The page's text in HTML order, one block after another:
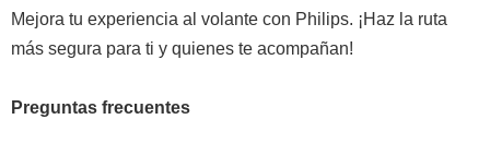
Mejora tu experiencia al volante con Philips. ¡Haz la ruta
más segura para ti y quienes te acompañan!
Preguntas frecuentes